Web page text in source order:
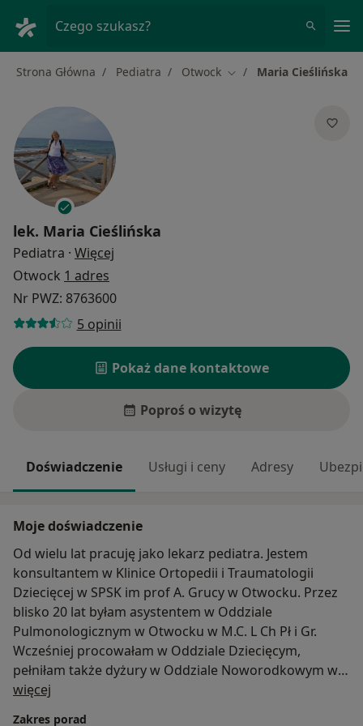
Czego szukasz?
Strona Główna Pediatra Otwock Zmień miasto
Maria Cieślińska
lek. Maria Cieślińska
Pediatra · Więcej
Otwock 1 adres
Nr PWZ: 8763600
5 opinii
Pokaż dane kontaktowe
Poproś o wizytę
Doświadczenie Usługi i ceny Adresy
Moje doświadczenie
Od wielu lat pracuję jako lekarz pediatra. Jestem
konsultantem w Klinice Ortopedii i Traumatologii
Dziecięcej w SPSK im prof A. Grucy w Otwocku. Przez
blisko 20 lat byłam asystentem w Oddziale
Pulmonologicznym w Otwocku w M.C. L Ch Pł i Gr.
Wcześniej procowałam w Oddziale Dziecięcym,
pełniłam także dyżury w Oddziale Noworodkowym w
Otwocku W kręgu moich zainteresowań głownie jest
więcej
Zakres porad